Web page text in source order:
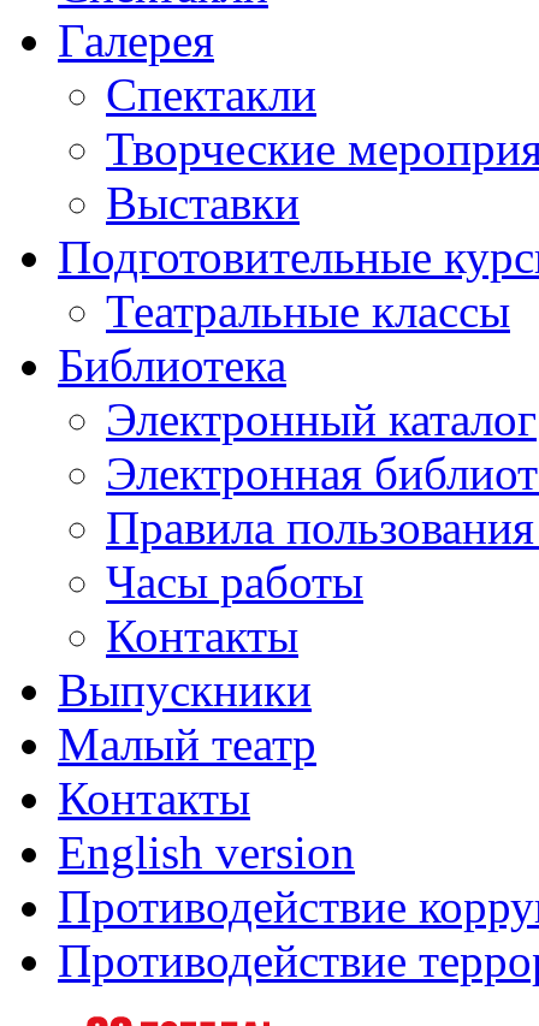
Галерея
Спектакли
Творческие
Выставки
Подготовительные
Театральные классы
Библиотека
Электронный каталог
Электронная
Правила
Часы работы
Контакты
Выпускники
Малый театр
Контакты
English version
Противодействие
Противодействие